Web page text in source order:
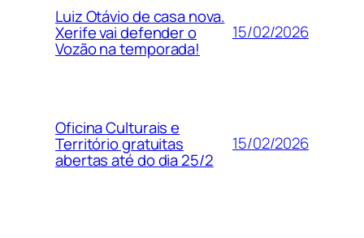
Luiz Otávio de casa nova.
Xerife vai defender o
Vozão na temporada!
15/02/2026
Oficina Culturais e
Território gratuitas
abertas até do dia 25/2
15/02/2026